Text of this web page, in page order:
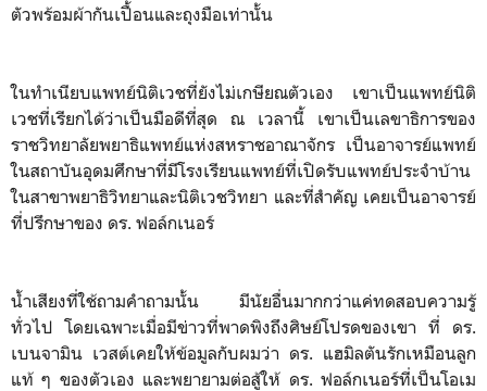
ตัวพร้อมผ้ากันเปื้อนและถุงมือเท่านั้น
ในทำเนียบแพทย์นิติเวชที่ยังไม่เกษียณตัวเอง เขาเป็นแพทย์นิติ
เวชที่เรียกได้ว่าเป็นมือดีที่สุด ณ เวลานี้ เขาเป็นเลขาธิการของ
ราชวิทยาลัยพยาธิแพทย์แห่งสหราชอาณาจักร เป็นอาจารย์แพทย์
ในสถาบันอุดมศึกษาที่มีโรงเรียนแพทย์ที่เปิดรับแพทย์ประจำบ้าน
ในสาขาพยาธิวิทยาและนิติเวชวิทยา และที่สำคัญ เคยเป็นอาจารย์
ที่ปรึกษาของ ดร. ฟอล์กเนอร์
น้ำเสียงที่ใช้ถามคำถามนั้น มีนัยอื่นมากกว่าแค่ทดสอบความรู้
ทั่วไป โดยเฉพาะเมื่อมีข่าวที่พาดพิงถึงศิษย์โปรดของเขา ที่ ดร.
เบนจามิน เวสต์เคยให้ข้อมูลกับผมว่า ดร. แฮมิลตันรักเหมือนลูก
แท้ ๆ ของตัวเอง และพยายามต่อสู้ให้ ดร. ฟอล์กเนอร์ที่เป็นโอเม